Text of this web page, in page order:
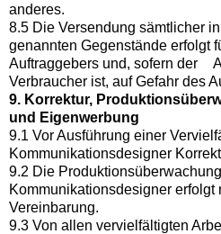
anderes.
8.5 Die Versendung sämtlicher
genannten Gegenstände erfolgt
Auftraggebers und, sofern der
Verbraucher ist, auf Gefahr des
9. Korrektur,
und Eigenwerbung
9.1 Vor Ausführung einer
Kommunikationsdesigner
9.2 Die
Kommunikationsdesigner erfolgt
Vereinbarung.
9.3 Von allen vervielfältigten